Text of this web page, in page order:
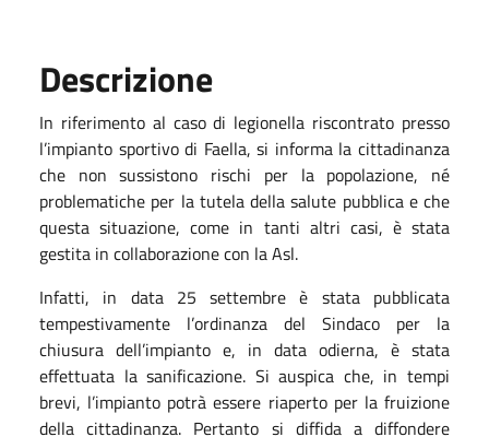
Descrizione
In riferimento al caso di legionella riscontrato presso
l’impianto sportivo di Faella, si informa la cittadinanza
che non sussistono rischi per la popolazione, né
problematiche per la tutela della salute pubblica e che
questa situazione, come in tanti altri casi, è stata
gestita in collaborazione con la Asl.
Infatti, in data 25 settembre è stata pubblicata
tempestivamente l’ordinanza del Sindaco per la
chiusura dell’impianto e, in data odierna, è stata
effettuata la sanificazione. Si auspica che, in tempi
brevi, l’impianto potrà essere riaperto per la fruizione
della cittadinanza. Pertanto si diffida a diffondere